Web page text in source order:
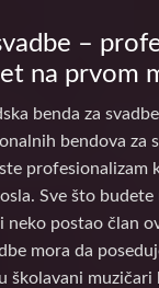
–
na prvom
benda za
bendova za
profesionalizam
Sve što
neko postao član
mora da
školavani muzičari